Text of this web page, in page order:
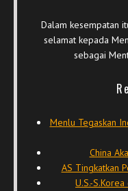
Dalam kesempatan
selamat kepada
sebagai
Menlu Tegaskan
China
AS Tingkatkan
U.S.-